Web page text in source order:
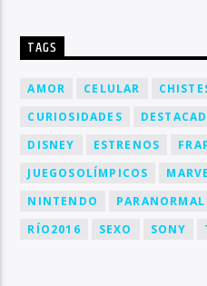
TAGS
AMOR CELULAR
CURIOSIDADES
DISNEY
ESTRENOS
JUEGOSOLÍMPICOS
NINTENDO
PARANORMAL
RÍO2016
SEXO SONY